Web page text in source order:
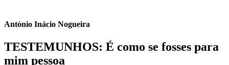
António Inácio Nogueira
TESTEMUNHOS: É como se fosses para
mim pessoa